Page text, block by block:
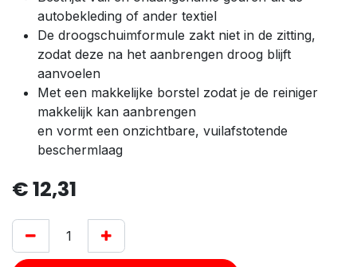
autobekleding of ander textiel
De droogschuimformule zakt niet in de zitting,
zodat deze na het aanbrengen droog blijft
aanvoelen
Met een makkelijke borstel zodat je de reiniger
makkelijk kan aanbrengen
en vormt een onzichtbare, vuilafstotende
beschermlaag
€12,31